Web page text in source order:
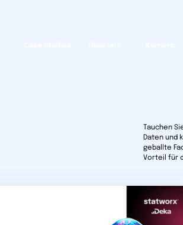
Tauchen
Daten und
geballte
Vorteil für